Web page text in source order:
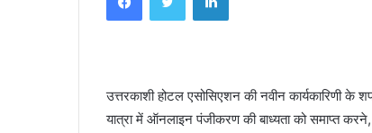
m
a
उत्तरकाशी होटल एसोसिएशन की नवीन कार्यकारिणी
यात्रा में ऑनलाइन पंजीकरण की बाध्यता को समाप्त करने,